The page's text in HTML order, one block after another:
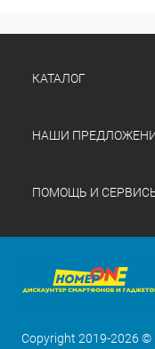
КАТАЛОГ
НАШИ
ПОМОЩЬ И
Copyright 2019-2026 ©